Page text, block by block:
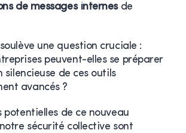
de messages internesde
une question cruciale :
peuvent-elles se préparer
silencieuse de ces outils
avancés ?
potentielles de ce nouveau
sécurité collective sont